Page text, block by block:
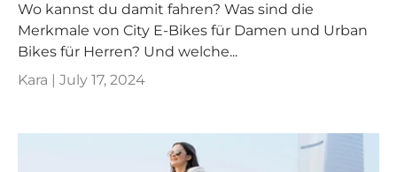
Wo kannst du damit fahren? Was sind die
Merkmale von City E-Bikes für Damen und Urban
Bikes für Herren? Und welche...
Kara | July 17, 2024